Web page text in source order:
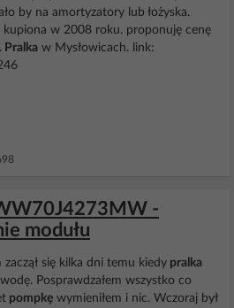
by na amortyzatory lub łożyska.
kupiona w 2008 roku. proponuję cenę
Pralka w Mysłowicach. link:
-
modułu
się kilka dni temu kiedy pralka
Posprawdzałem wszystko co
pompkę wymieniłem i nic. Wczoraj był